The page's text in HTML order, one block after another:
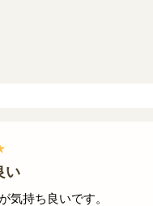
い
気持ち良いです。